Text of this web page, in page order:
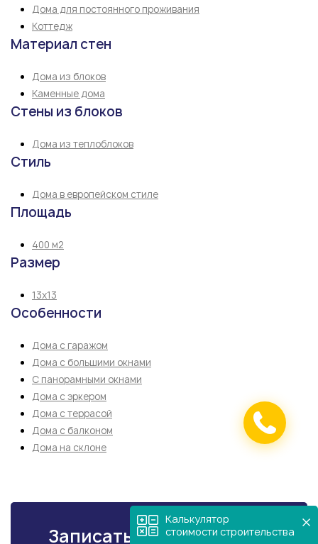
Калькулятор
стоимости строительства
Дома для постоянного проживания
Коттедж
Материал стен
Дома из блоков
Каменные дома
Стены из блоков
Дома из теплоблоков
Стиль
Дома в европейском стиле
Площадь
400 м2
Размер
13х13
Особенности
Дома с гаражом
Дома с большими окнами
С панорамными окнами
Дома с эркером
Дома с террасой
Дома с балконом
Дома на склоне
Записаться на встречу в